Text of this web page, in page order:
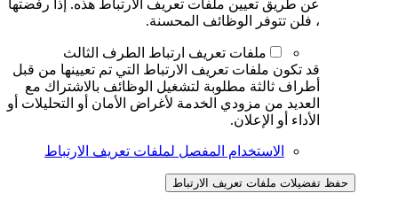
عن طريق تعيين ملفات تعريف الارتباط هذه. إذا رفضتها
، فلن تتوفر الوظائف المحسنة.
ملفات تعريف ارتباط الطرف الثالث
قد تكون ملفات تعريف الارتباط التي تم تعيينها من قبل
أطراف ثالثة مطلوبة لتشغيل الوظائف بالاشتراك مع
العديد من مزودي الخدمة لأغراض الأمان أو التحليلات أو
الأداء أو الإعلان.
الاستخدام المفصل لملفات تعريف الارتباط
حفظ تفضيلات ملفات تعريف الارتباط